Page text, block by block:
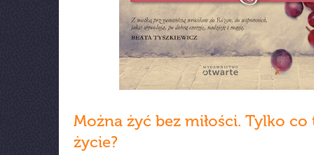
Można żyć bez miłości. Tylko co
życie?